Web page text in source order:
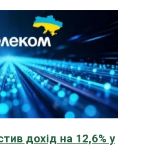
дохід на 12,6% у